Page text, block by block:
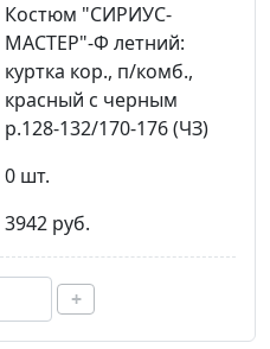
Костюм "СИРИУС-
МАСТЕР"-Ф летний:
куртка кор., п/комб.,
красный с черным
р.128-132/170-176 (ЧЗ)
0 шт.
3942 руб.
+